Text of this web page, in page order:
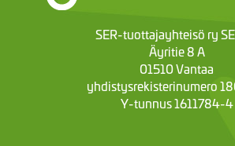
SER-tuottajayhteisö ry
Äyritie 8 A
01510 Vantaa
yhdistysrekisterinumero
Y-tunnus 1611784-4